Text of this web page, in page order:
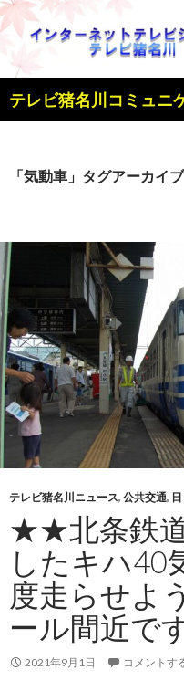
索
ン
キ
ッ
プ
「気動車」タグアーカイブ
テレビ猪名川ニュース, 公共交通,
★★北条鉄
したキハ40
度走らせよ
ール間近で
2021年9月1日 コメントす